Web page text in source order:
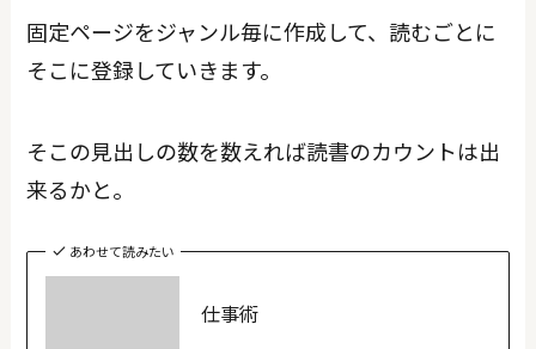
固定ページをジャンル毎に作成して、読むごとに
そこに登録していきます。
そこの見出しの数を数えれば読書のカウントは出
来るかと。
あわせて読みたい
仕事術